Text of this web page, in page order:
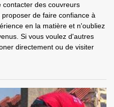
contacter des couvreurs
de faire confiance à
en la matière et n'oubliez
Si vous voulez d'autres
directement ou de visiter